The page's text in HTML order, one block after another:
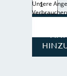
Unsere